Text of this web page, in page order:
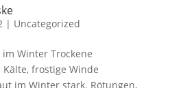
| Uncategorized
Winter Trockene
frostige Winde
im Winter stark. Rötungen,